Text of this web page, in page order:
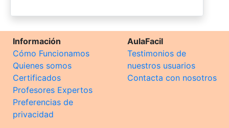
Información
Cómo Funcionamos
Quienes somos
Certificados
Profesores Expertos
Preferencias de
privacidad
AulaFacil
Testimonios de
nuestros usuarios
Contacta con nosotros